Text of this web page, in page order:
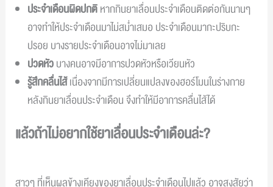
ประจำเดือนผิดปกติหากกินยาเลื่อนประจำเดือนติดต่อกันนานๆ
อาจทำให้ประจำเดือนมาไม่สม่ำเสมอ ประจำเดือนมากะปริบกะ
ปรอย บางรายประจำเดือนอาจไม่มาเลย
ปวดหัวบางคนอาจมีอาการปวดหัวหรือเวียนหัว
รู้สึกคลื่นไส้เนื่องจากมีการเปลี่ยนแปลงของฮอร์โมนในร่างกาย
หลังกินยาเลื่อนประจำเดือน จึงทำให้มีอาการคลื่นไส้ได้
แล้วถ้าไม่อยากใช้ยาเลื่อนประจำเดือนล่ะ?
สาวๆ ที่เห็นผลข้างเคียงของยาเลื่อนประจำเดือนไปแล้ว อาจสงสัยว่า